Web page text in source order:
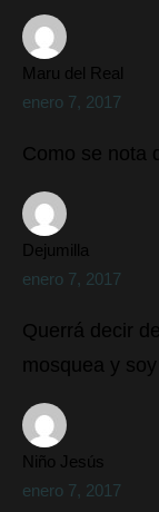
Maru del Real
enero 7, 2017
Como se nota
Dejumilla
enero 7, 2017
Querrá decir
mosquea y
Niño Jesús
enero 7, 2017